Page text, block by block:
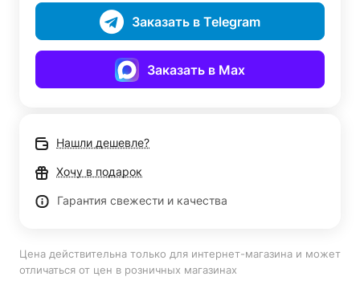
Заказать в Telegram
Заказать в Max
Нашли дешевле?
Хочу в подарок
Гарантия свежести и качества
Цена действительна только для интернет-магазина и может
отличаться от цен в розничных магазинах